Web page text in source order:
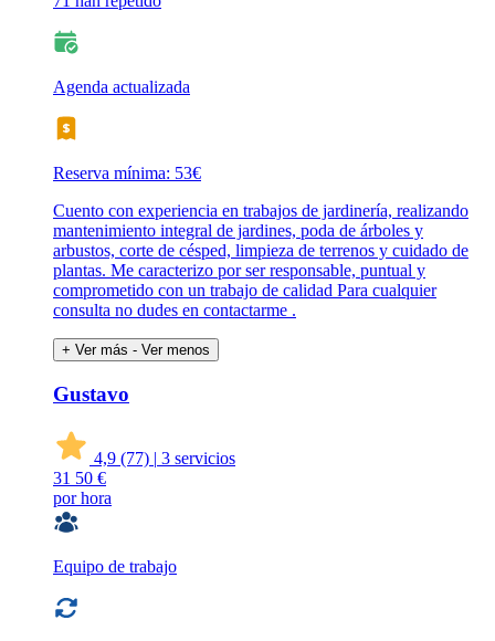
Agenda actualizada
Reserva mínima: 53€
Cuento con experiencia en trabajos de jardinería, realizando
mantenimiento integral de jardines, poda de árboles y
arbustos, corte de césped, limpieza de terrenos y cuidado de
plantas. Me caracterizo por ser responsable, puntual y
comprometido con un trabajo de calidad Para cualquier
consulta no dudes en contactarme .
+ Ver más - Ver menos
Gustavo
4,9 (77) | 3 servicios
31 50 €
por hora
Equipo de trabajo